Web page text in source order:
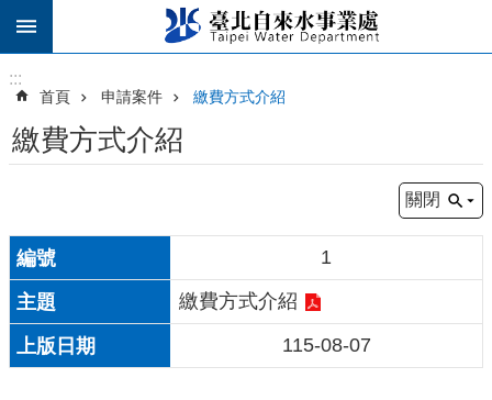
跳到主要內容區塊
:::
首頁 申請案件 繳費方式介紹
繳費方式介紹
關閉
1
繳費方式介紹
115-08-07